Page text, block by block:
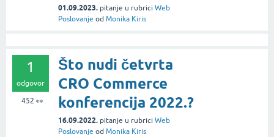
01.09.2023. pitanje u rubrici Web
Poslovanje od Monika Kiris
1
odgovor
452 👀
Što nudi četvrta
CRO Commerce
konferencija 2022.?
16.09.2022. pitanje u rubrici Web
Poslovanje od Monika Kiris